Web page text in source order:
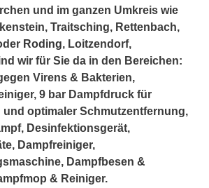
und im ganzen Umkreis wie
Traitsching, Rettenbach,
Roding, Loitzendorf,
wir für Sie da in den Bereichen:
Virens & Bakterien,
9 bar Dampfdruck für
optimaler Schmutzentfernung,
Desinfektionsgerät,
Dampfreiniger,
Dampfbesen &
& Reiniger.